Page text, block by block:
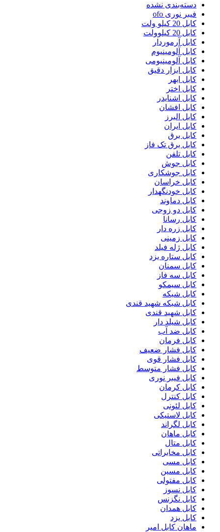
دسته‌بندی نشده
فیبر نوری ofo
کابل 20 کیلو ولت
کابل 20 کیلوولت
کابل آرموردار
کابل آلومینیوم
کابل آلومینیومی
کابل ابزار دقیق
کابل ابهر
کابل اختر
کابل اشنایدر
کابل افشان
کابل البرز
کابل ایران
کابل برق
کابل برق تک فاز
کابل تلفن
کابل جوش
کابل جوشکاری
کابل خراسان
کابل خودنگهدار
کابل دماوند
کابل دو زوجی
کابل رسانا
کابل زره دار
کابل زمینی
کابل ژله فیلد
کابل ستاره یزد
کابل سمنان
کابل سه فاز
کابل سیمکو
کابل شبکه
کابل شبکه شهید قندی
کابل شهید قندی
کابل شیلد دار
کابل ضد آب
کابل فرمان
کابل فشار ضعیف
کابل فشار قوی
کابل فشار متوسط
کابل فیبر نوری
کابل کرمان
کابل کنترل
کابل لئونی
کابل لاستیکی
کابل لگراند
کابل ماهان
کابل متال
کابل مخابراتی
کابل مسی
کابل مسین
کابل مفتولی
کابل نسوز
کابل نگزنس
کابل همدان
کابل یزد
ماهان کابل امیر